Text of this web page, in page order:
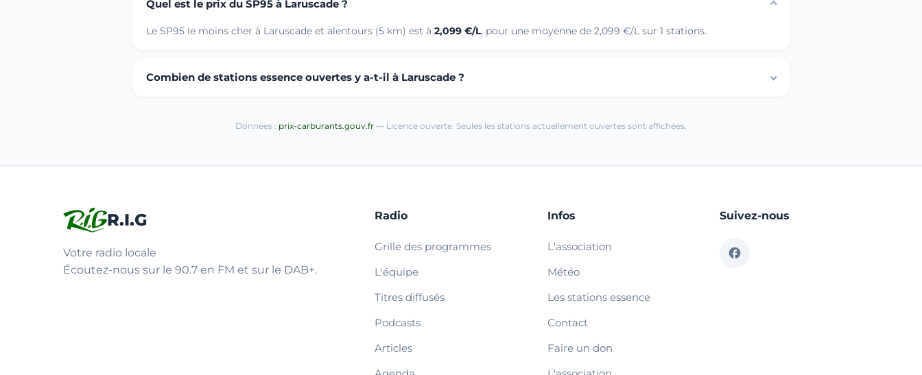
Quel est le prix du SP95 à Laruscade ?
Le SP95 le moins cher à Laruscade et alentours (5 km) est à 2,099 €/L, pour une moyenne de 2,099 €/L sur 1 stations.
Combien de stations essence ouvertes y a-t-il à Laruscade ?
Données : prix-carburants.gouv.fr — Licence ouverte. Seules les stations actuellement ouvertes sont affichées.
R.I.G
Votre radio locale
Écoutez-nous sur le 90.7 en FM et sur le DAB+.
Radio
Grille des programmes
L'équipe
Titres diffusés
Podcasts
Articles
Infos
L'association
Météo
Les stations essence
Contact
Faire un don
Suivez-nous